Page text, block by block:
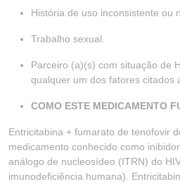
História de uso inconsistente ou
Trabalho sexual.
Parceiro (a)(s) com situação de
qualquer um dos fatores citados
COMO ESTE MEDICAMENTO
Entricitabina + fumarato de tenofovir
medicamento conhecido como
análogo de nucleosídeo (ITRN) do
imunodeficiência humana).